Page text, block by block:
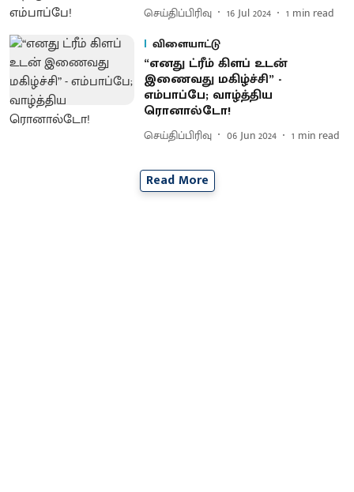
செய்திப்பிரிவு 16 Jul 2024 1 min read
விளையாட்டு
“எனது ட்ரீம் கிளப் உடன்
இணைவது மகிழ்ச்சி” -
எம்பாப்பே; வாழ்த்திய
ரொனால்டோ!
செய்திப்பிரிவு 06 Jun 2024 1 min read
Read More